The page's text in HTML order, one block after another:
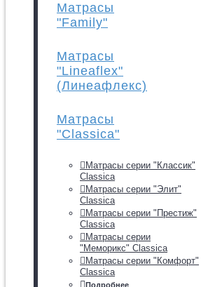
Матрасы
"Family"
Матрасы
"Lineaflex"
(Линеафлекс)
Матрасы
"Classica"
Матрасы серии "Классик"
Classica
Матрасы серии "Элит"
Classica
Матрасы серии "Престиж"
Classica
Матрасы серии
"Меморикс" Classica
Матрасы серии "Комфорт"
Classica
Подробнее